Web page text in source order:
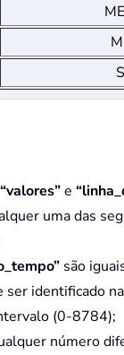
“valores”e
uma das
são
identificado
(0-8784);
número